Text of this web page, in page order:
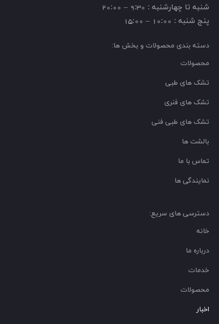
شنبه تا چهارشنبه : 9:30 – 20:00
پنج شنبه : 10:00 – 15:00
دسته بندی محصولات و بخش ها:
محصولات
تشک های طبی
تشک های فنری
تشک های طبی فنی
بالشت ها
تماس با ما
نمایندگی ها
دسترسی های سریع:
خانه
درباره ما
خدمات
محصولات
اخبار